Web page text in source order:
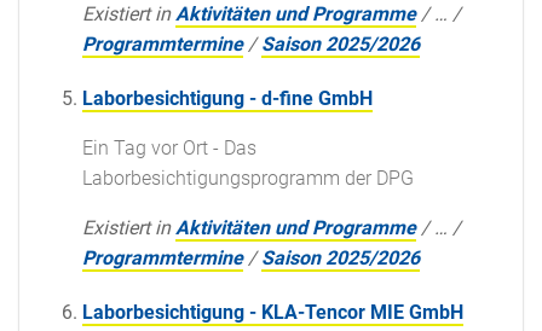
Existiert in Aktivitäten und Programme /… /
Programmtermine /Saison 2025/2026
Laborbesichtigung - d-fine GmbH
Ein Tag vor Ort - Das
Laborbesichtigungsprogramm der DPG
Existiert in Aktivitäten und Programme /… /
Programmtermine /Saison 2025/2026
Laborbesichtigung - KLA-Tencor MIE GmbH